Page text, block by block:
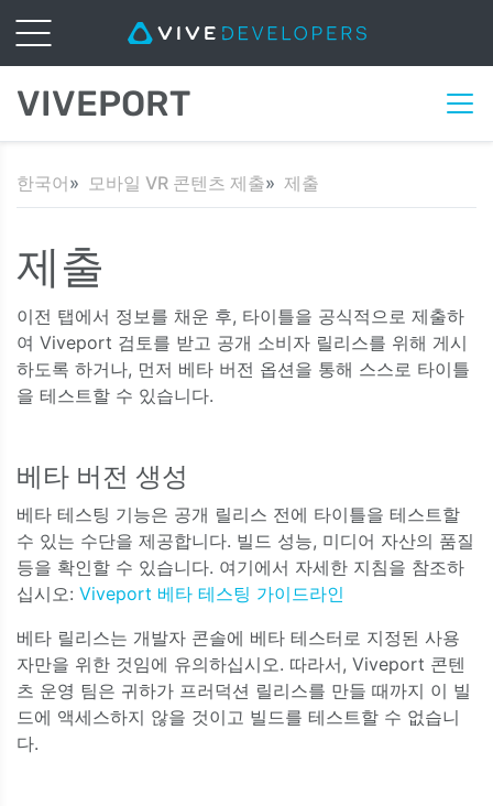
VIVEPORT
한국어 모바일 VR 콘텐츠 제출 제출
제출
이전 탭에서 정보를 채운 후, 타이틀을 공식적으로 제출하
여 Viveport 검토를 받고 공개 소비자 릴리스를 위해 게시
하도록 하거나, 먼저 베타 버전 옵션을 통해 스스로 타이틀
을 테스트할 수 있습니다.
베타 버전 생성
베타 테스팅 기능은 공개 릴리스 전에 타이틀을 테스트할
수 있는 수단을 제공합니다. 빌드 성능, 미디어 자산의 품질
등을 확인할 수 있습니다. 여기에서 자세한 지침을 참조하
십시오: Viveport 베타 테스팅 가이드라인
베타 릴리스는 개발자 콘솔에 베타 테스터로 지정된 사용
자만을 위한 것임에 유의하십시오. 따라서, Viveport 콘텐
츠 운영 팀은 귀하가 프러덕션 릴리스를 만들 때까지 이 빌
드에 액세스하지 않을 것이고 빌드를 테스트할 수 없습니
다.